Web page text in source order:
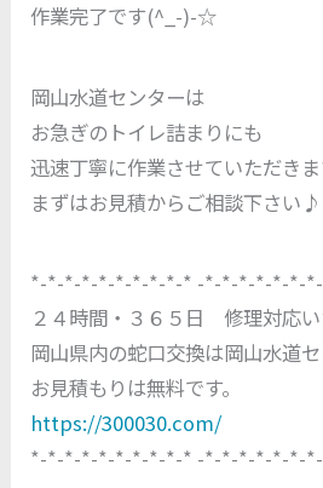
作業完了です(^_-)-☆
岡山水道センターは
お急ぎのトイレ詰まりにも
迅速丁寧に作業させていただきま
まずはお見積からご相談下さい♪
*-*-*-*-*-*-*-*-*-* -*-*-*-*-*-*-
２４時間・３６５日 修理対応
岡山県内の蛇口交換は岡山水道
お見積もりは無料です。
https://300030.com/
*-*-*-*-*-*-*-*-*-* -*-*-*-*-*-*-